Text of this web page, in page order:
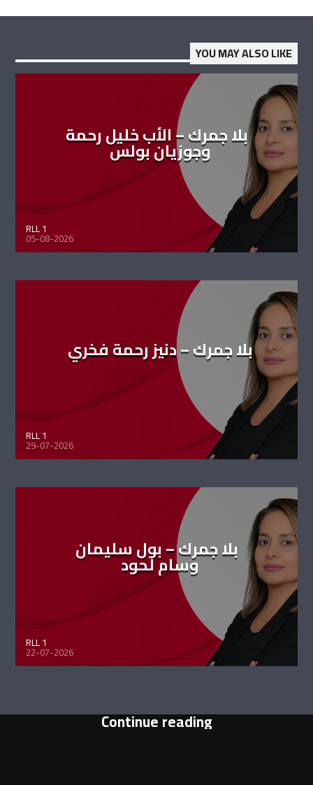
YOU MAY ALSO LIKE
بلا جمرك – الأب خليل رحمة
وجوزيان بولس
RLL 1
05-08-2026
بلا جمرك – دنيز رحمة فخري
RLL 1
29-07-2026
بلا جمرك – بول سليمان
وسام لحود
RLL 1
22-07-2026
Continue reading